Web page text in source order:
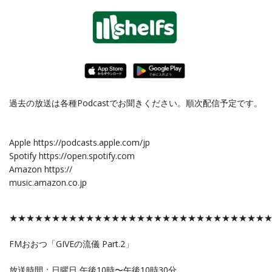
過去の放送は各種Podcastでお聞きください。順次配信予定です。
Apple ⁦https://podcasts.apple.com/jp
Spotify ⁦https://open.spotify.com
Amazon ⁦https://
music.amazon.co.jp
FMおおつ「GIVEの流儀 Part.2」